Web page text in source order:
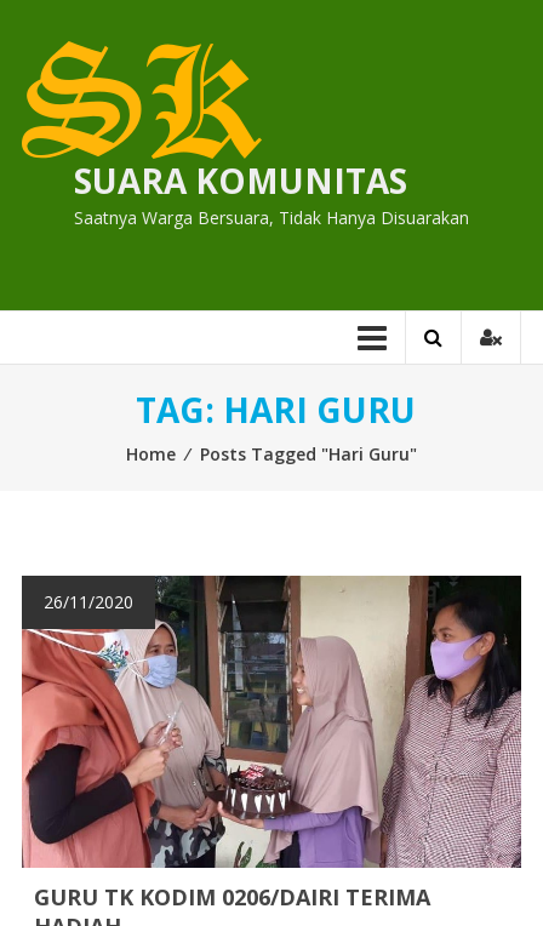
content
SUARA KOMUNITAS
Saatnya Warga Bersuara, Tidak Hanya Disuarakan
TAG: HARI GURU
Home ⁄ Posts Tagged "Hari Guru"
26/11/2020
GURU TK KODIM 0206/DAIRI TERIMA